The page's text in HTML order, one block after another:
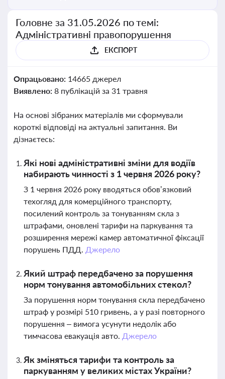
Головне за 31.05.2026 по темі:
Адміністративні правопорушення
ЕКСПОРТ
Опрацьовано: 14665 джерел
Виявлено: 8 публікацій за 31 травня
На основі зібраних матеріалів ми сформували
короткі відповіді на актуальні запитання. Ви
дізнаєтесь:
Які нові адміністративні зміни для водіїв
набирають чинності з 1 червня 2026 року?
З 1 червня 2026 року вводяться обов’язковий
техогляд для комерційного транспорту,
посилений контроль за тонуванням скла з
штрафами, оновлені тарифи на паркування та
розширення мережі камер автоматичної фіксації
порушень ПДД. Джерело
Який штраф передбачено за порушення
норм тонування автомобільних стекол?
За порушення норм тонування скла передбачено
штраф у розмірі 510 гривень, а у разі повторного
порушення – вимога усунути недолік або
тимчасова евакуація авто. Джерело
Як зміняться тарифи та контроль за
паркуванням у великих містах України?